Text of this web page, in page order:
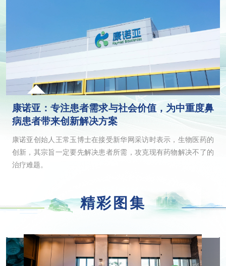
康诺亚：专注患者需求与社会价值，为中重度鼻
病患者带来创新解决方案
康诺亚创始人王常玉博士在接受新华网采访时表示，生物医药的
创新，其宗旨一定要先解决患者所需，攻克现有药物解决不了的
治疗难题。
精彩图集